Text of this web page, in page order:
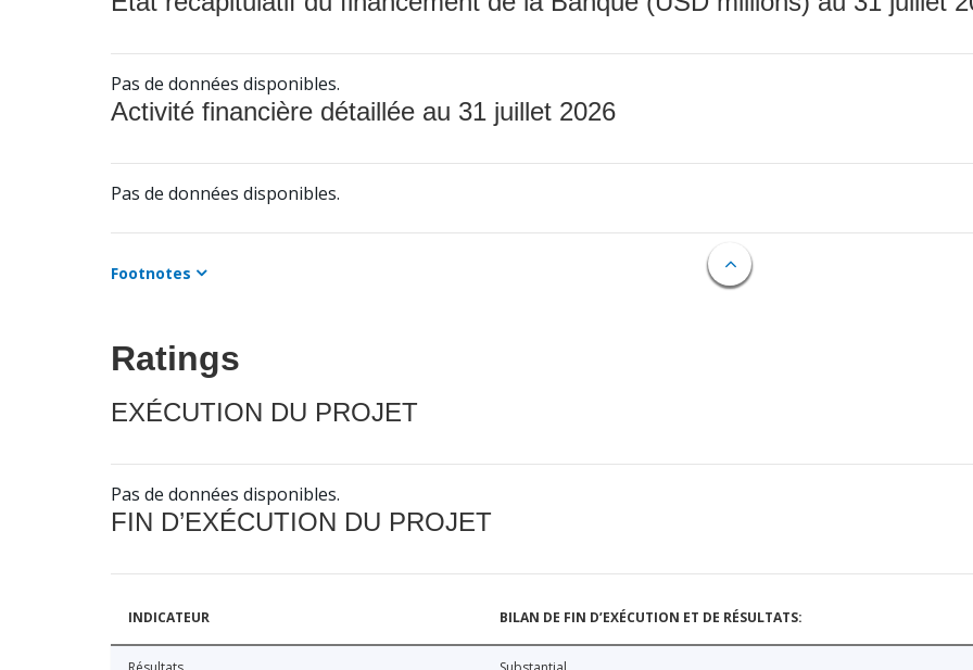
Pas de données disponibles.
Activité financière détaillée au 31 juillet 2026
Pas de données disponibles.
Footnotes
Ratings
EXÉCUTION DU PROJET
Pas de données disponibles.
FIN D’EXÉCUTION DU PROJET
INDICATEUR BILAN DE FIN D’EXÉCUTION ET DE RÉSULTATS: